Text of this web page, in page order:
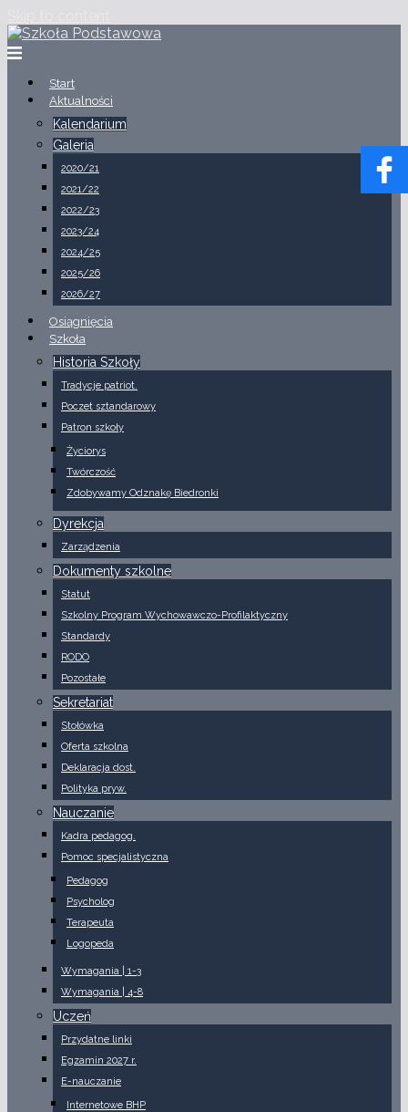
Start
Aktualności
Kalendarium
Galeria
2020/21
2021/22
2022/23
2023/24
2024/25
2025/26
2026/27
Osiągnięcia
Szkoła
Historia Szkoły
Tradycje patriot.
Poczet sztandarowy
Patron szkoły
Życiorys
Twórczość
Zdobywamy Odznakę Biedronki
Dyrekcja
Zarządzenia
Dokumenty szkolne
Statut
Szkolny Program Wychowawczo-Profilaktyczny
Standardy
RODO
Pozostałe
Sekretariat
Stołówka
Oferta szkolna
Deklaracja dost.
Polityka pryw.
Nauczanie
Kadra pedagog.
Pomoc specjalistyczna
Pedagog
Psycholog
Terapeuta
Logopeda
Wymagania | 1-3
Wymagania | 4-8
Uczeń
Przydatne linki
Egzamin 2027 r.
E-nauczanie
Internetowe BHP